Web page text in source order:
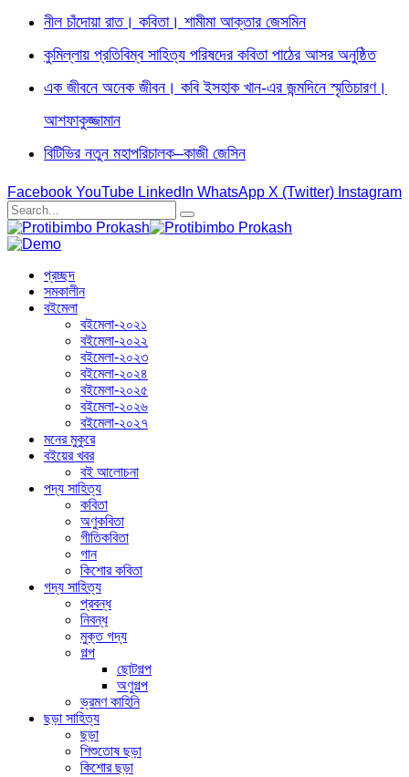
নীল চাঁদোয়া রাত। কবিতা। শামীমা আক্তার জেসমিন
কুমিল্লায় প্রতিবিম্ব সাহিত্য পরিষদের কবিতা পাঠের আসর অনুষ্ঠিত
এক জীবনে অনেক জীবন। কবি ইসহাক খান-এর জন্মদিনে স্মৃতিচারণ।
আশফাকুজ্জামান
বিটিভির নতুন মহাপরিচালক–কাজী জেসিন
Facebook YouTube LinkedIn WhatsApp X (Twitter) Instagram
প্রচ্ছদ
সমকালীন
বইমেলা
বইমেলা-২০২১
বইমেলা-২০২২
বইমেলা-২০২৩
বইমেলা-২০২৪
বইমেলা-২০২৫
বইমেলা-২০২৬
বইমেলা-২০২৭
মনের মুকুরে
বইয়ের খবর
বই আলোচনা
পদ্য সাহিত্য
কবিতা
অণুকবিতা
গীতিকবিতা
গান
কিশোর কবিতা
গদ্য সাহিত্য
প্রবন্ধ
নিবন্ধ
মুক্ত গদ্য
গল্প
ছোটগল্প
অণুগল্প
ভ্রমণ কাহিনি
ছড়া সাহিত্য
ছড়া
শিশুতোষ ছড়া
কিশোর ছড়া